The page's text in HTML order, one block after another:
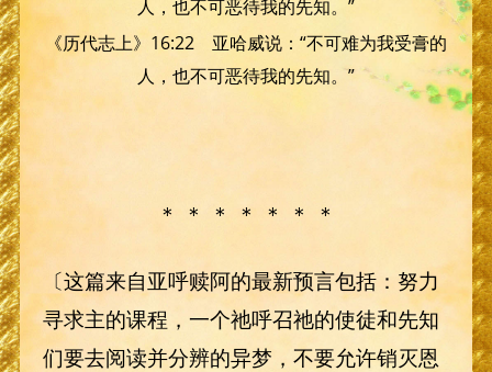
人，也不可恶待我的先知。”
《历代志上》16:22 亚哈威说：“不可难为我受膏的
人，也不可恶待我的先知。”
＊ ＊ ＊ ＊ ＊ ＊ ＊
〔这篇来自亚呼赎阿的最新预言包括：努力
寻求主的课程，一个祂呼召祂的使徒和先知
们要去阅读并分辨的异梦，不要允许销灭恩